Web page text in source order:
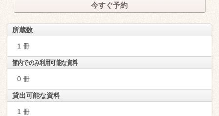
今すぐ予約
所蔵数
1 冊
館内でのみ利用可能な資料
0 冊
貸出可能な資料
1 冊